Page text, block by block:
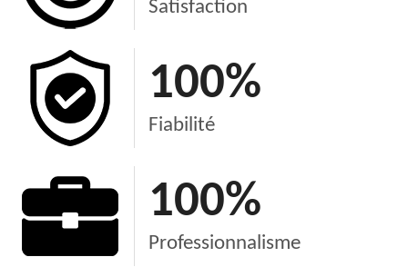
Satisfaction
100%
Fiabilité
100%
Professionnalisme